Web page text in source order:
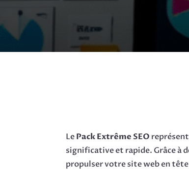
LePack Extrême SEO
significative et rapide. Grâce à
propulser votre site web en